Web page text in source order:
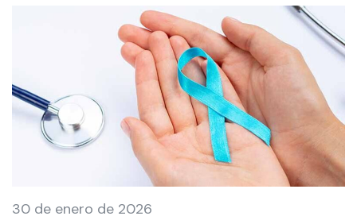
30 de enero de 2026